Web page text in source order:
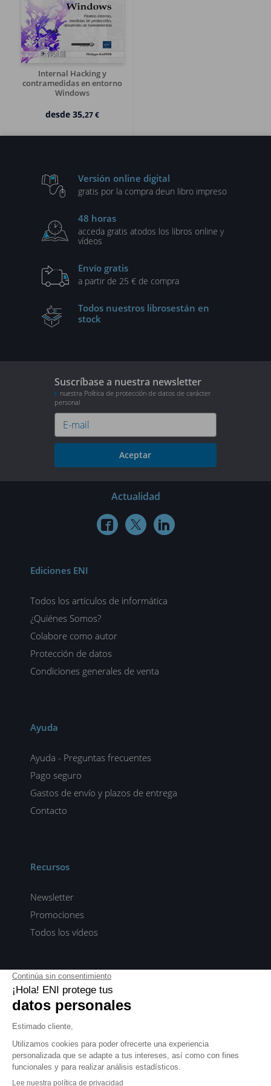
Internal Hacking y
contramedidas en entorno
Windows
protección, desarrollo de
herramientas (2º edición)
desde35,27 €
Versión online digital
gratis por la compra deun libro impreso
48 horas
acceda gratis atodos los libros online y
vídeos
Envío gratis
a partir de 25 € de compra
Todos nuestros librosestán en
stock
Suscríbase a nuestra newsletter
nuestra Política de protección de datos de carácter
personal
Aceptar
Actualidad
  
Ediciones ENI
Todos los artículos de informática
¿Quiénes Somos?
Colabore como autor
Protección de datos
Condiciones generales de venta
Ayuda
Ayuda - Preguntas frecuentes
Pago seguro
Gastos de envío y plazos de entrega
Contacto
Recursos
Newsletter
Promociones
Todos los vídeos
ENI elearning
E-formaciones en 5 idiomas
ES FR
PROFESIONALES
Manuales para profesionales de la formación